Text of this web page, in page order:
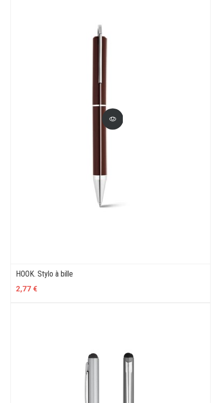
HOOK. Stylo à bille
2,77 €